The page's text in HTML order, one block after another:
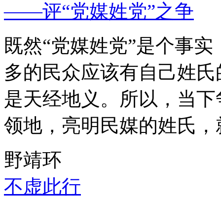
——评“党媒姓党”之争
既然“党媒姓党”是个事
多的民众应该有自己姓
是天经地义。所以，当
领地，亮明民媒的姓氏
野靖环
不虚此行